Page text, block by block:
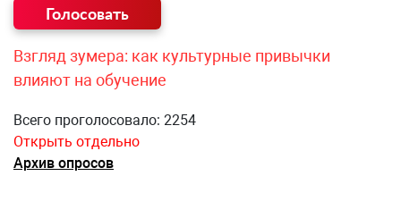
Взгляд зумера: как культурные привычки
влияют на обучение
Всего проголосовало: 2254
Открыть отдельно
Архив опросов